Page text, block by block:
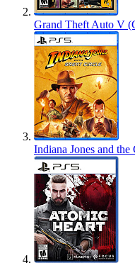
Grand Theft Auto V
Indiana Jones and